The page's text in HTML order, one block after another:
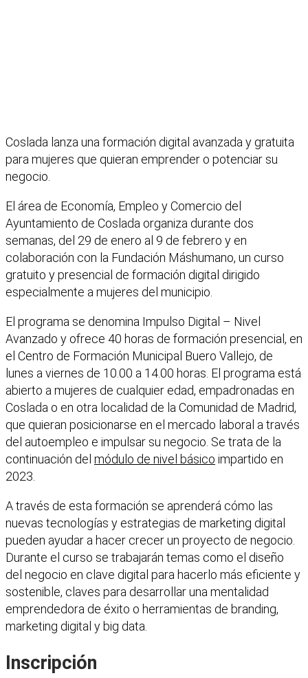
Coslada lanza una formación digital avanzada y gratuita
para mujeres que quieran emprender o potenciar su
negocio.
El área de Economía, Empleo y Comercio del
Ayuntamiento de Coslada organiza durante dos
semanas, del 29 de enero al 9 de febrero y en
colaboración con la Fundación Máshumano, un curso
gratuito y presencial de formación digital dirigido
especialmente a mujeres del municipio.
El programa se denomina Impulso Digital – Nivel
Avanzado y ofrece 40 horas de formación presencial, en
el Centro de Formación Municipal Buero Vallejo, de
lunes a viernes de 10.00 a 14.00 horas. El programa está
abierto a mujeres de cualquier edad, empadronadas en
Coslada o en otra localidad de la Comunidad de Madrid,
que quieran posicionarse en el mercado laboral a través
del autoempleo e impulsar su negocio. Se trata de la
continuación del módulo de nivel básico impartido en
2023.
A través de esta formación se aprenderá cómo las
nuevas tecnologías y estrategias de marketing digital
pueden ayudar a hacer crecer un proyecto de negocio.
Durante el curso se trabajarán temas como el diseño
del negocio en clave digital para hacerlo más eficiente y
sostenible, claves para desarrollar una mentalidad
emprendedora de éxito o herramientas de branding,
marketing digital y big data.
Inscripción